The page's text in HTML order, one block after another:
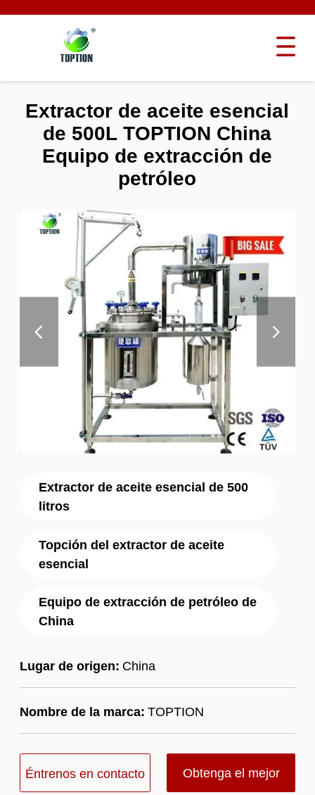
Extractor de aceite esencial de 500
litros
Topción del extractor de aceite
esencial
Equipo de extracción de petróleo de
China
Lugar de origen: China
Nombre de la marca: TOPTION
Éntrenos en contacto Obtenga el mejor
Extractor de aceite esencial
de 500L TOPTION China
Equipo de extracción de
petróleo